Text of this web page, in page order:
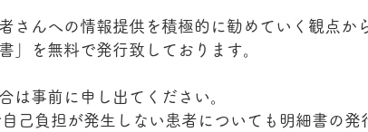
さんへの情報提供を積極的に勧めていく観点か
」を無料で発行致しております。
は事前に申し出てください。
己負担が発生しない患者についても明細書の発